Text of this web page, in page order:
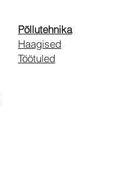
Põllutehnika
Haagised
Töötuled